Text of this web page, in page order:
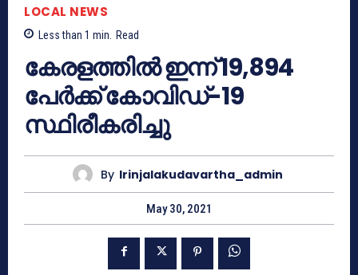
LOCAL NEWS
Less than 1 min. Read
കേരളത്തില്‍ ഇന്ന് 19,894
പേര്‍ക്ക് കോവിഡ്-19
സ്ഥിരീകരിച്ചു
By Irinjalakudavartha_admin
May 30, 2021